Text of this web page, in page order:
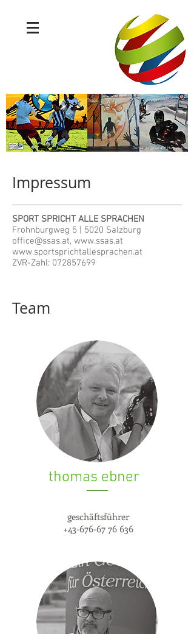
Gemälde@Gerald Herrmann
Impressum
SPORT SPRICHT ALLE SPRACHEN
Frohnburgweg 5 | 5020 Salzburg
office@ssas.at, www.ssas.at
www.sportsprichtallesprachen.at
ZVR-Zahl: 072857699
Team
thomas ebner
geschäftsführer
+43-676-67 76 636